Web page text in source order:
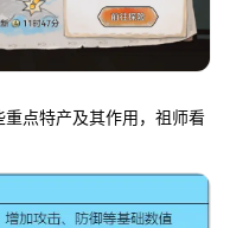
点特产及其作用，祖师看